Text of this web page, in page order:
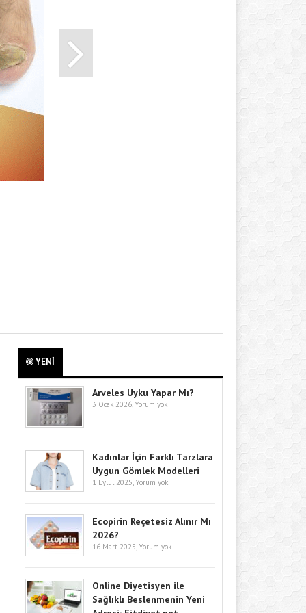
YENİ
Arveles Uyku Yapar Mı?
3 Ocak 2026, Yorum yok
Kadınlar İçin Farklı Tarzlara
Uygun Gömlek Modelleri
1 Eylül 2025, Yorum yok
Ecopirin Reçetesiz Alınır Mı
2026?
16 Mart 2025, Yorum yok
Online Diyetisyen ile
Sağlıklı Beslenmenin Yeni